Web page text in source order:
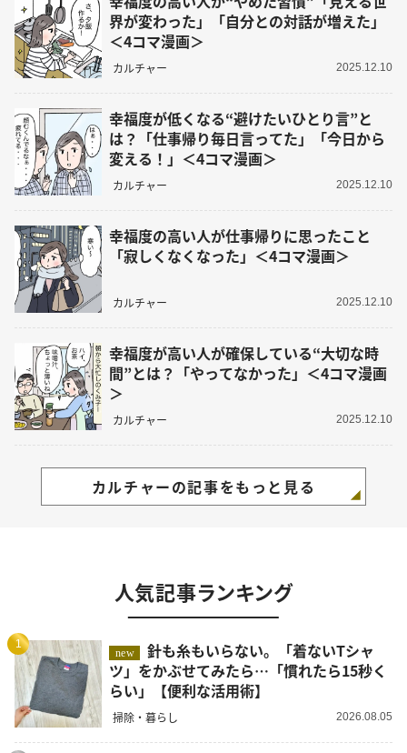
界が変わった」「自分との対話が増えた」
＜4コマ漫画＞
カルチャー 2025.12.10
幸福度が低くなる“避けたいひとり言”と
は？「仕事帰り毎日言ってた」「今日から
変える！」＜4コマ漫画＞
カルチャー 2025.12.10
幸福度の高い人が仕事帰りに思ったこと
「寂しくなくなった」＜4コマ漫画＞
カルチャー 2025.12.10
幸福度が高い人が確保している“大切な時
間”とは？「やってなかった」＜4コマ漫画
＞
カルチャー 2025.12.10
カルチャーの記事をもっと見る
人気記事ランキング
1
new
針も糸もいらない。「着ないTシャ
ツ」をかぶせてみたら…「慣れたら15秒く
らい」【便利な活用術】
掃除・暮らし 2026.08.05